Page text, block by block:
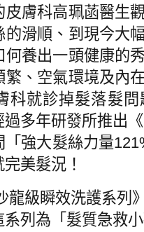
皮膚科高珮菡醫生
的滑順、到現今大
何養出一頭健康的
繁、空氣環境及內
科就診掉髮落髮
過多年研發所推出 《
「強大髮絲力量
美髮況！
龍級瞬效洗護系列
系列為「髮質急救